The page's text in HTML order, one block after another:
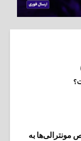
مونترالی‌ها به